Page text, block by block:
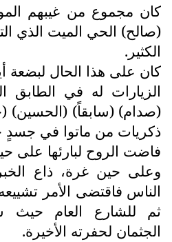
كان مجموع من غيبهم
(صالح) الحي الميت الذي
الكثير.
كان على هذا الحال لبضعة
الزيارات له في
(صدام) (سابقاً) (الحسين)
ذكريات من ماتوا في
فاضت الروح لبارئها على
وعلى حين غرة، ذاع
الناس فاقتضى الأمر
ثم للشارع العام حيث
الجثمان لحفرته الأخيرة.